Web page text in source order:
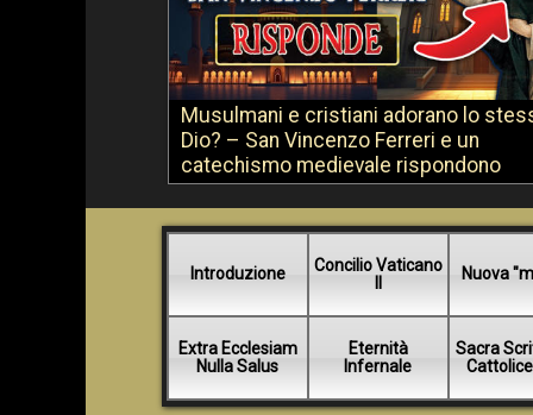
Musulmani e cristiani adorano lo
Dio? – San Vincenzo Ferreri e un
catechismo medievale rispondono
Introduzione
Concilio Vaticano
Nuova
Extra Ecclesiam
Nulla Salus
Eternità
Infernale
Sacra